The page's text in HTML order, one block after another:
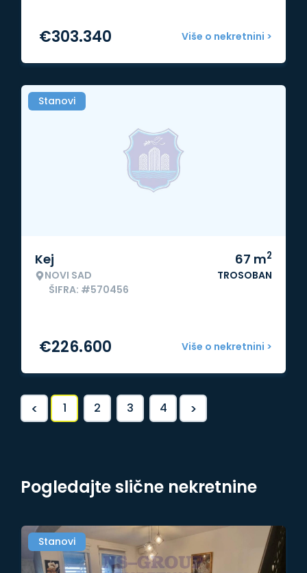
Više o nekretnini >
€303.340
Stanovi
Kej
NOVI SAD
ŠIFRA: #570456
67 m2
TROSOBAN
Više o nekretnini >
€226.600
< 1 2 3 4 >
Pogledajte slične nekretnine
Stanovi